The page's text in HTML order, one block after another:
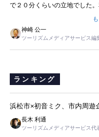
で２０分くらいの立地でした
ました。母の住まいから近い
すが、私と妹にとっては、半
は、当人だけではなく、世話
と思いました。
神崎 公一
ツーリズムメディアサービス
ランキング
浜松市×初音ミク、市内周
長木 利通
ツーリズムメディアサービス代